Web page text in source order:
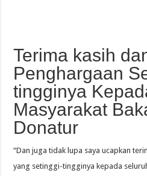
Terima kasih
Penghargaan
tingginya
Masyarakat
Donatur
“Dan juga tidak lupa saya ucapkan
yang setinggi-tingginya kepada